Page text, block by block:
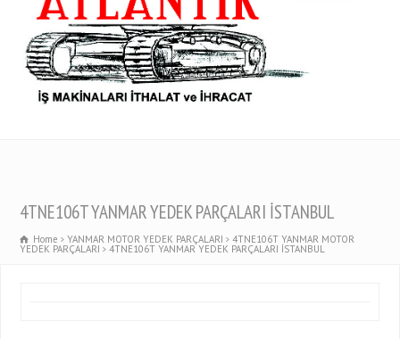
4TNE106T YANMAR YEDEK PARÇALARI İSTANBUL
Home YANMAR MOTOR YEDEK PARÇALARI 4TNE106T YANMAR MOTOR
YEDEK PARÇALARI 4TNE106T YANMAR YEDEK PARÇALARI İSTANBUL